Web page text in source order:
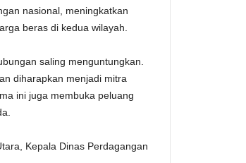
nasional, meningkatkan
beras di kedua wilayah.
saling menguntungkan.
diharapkan menjadi mitra
ini juga membuka peluang
Kepala Dinas Perdagangan